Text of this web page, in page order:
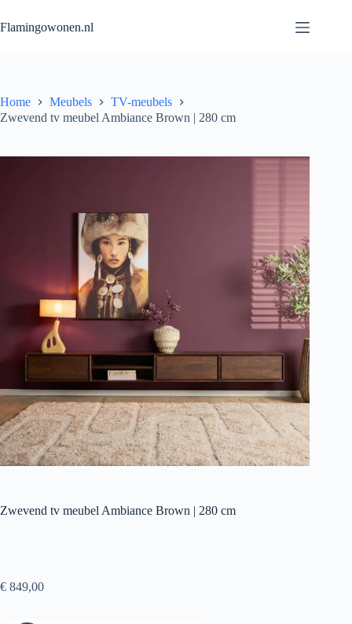
Flamingowonen.nl
Home Meubels
TV-meubels
Zwevend tv meubel Ambiance Brown | 280 cm
Zwevend tv meubel Ambiance Brown | 280 cm
€ 849,00